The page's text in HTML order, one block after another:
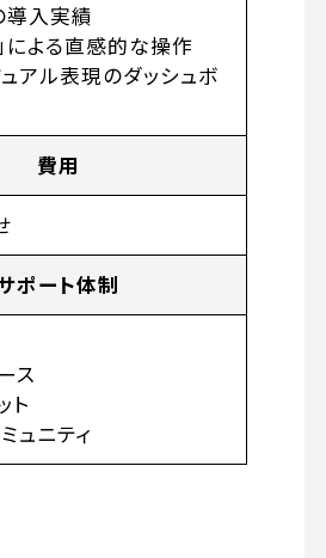
導入実績
による直感的な操作
アル表現のダッシュボ
費用
ポート体制
ス
ト
ュニティ